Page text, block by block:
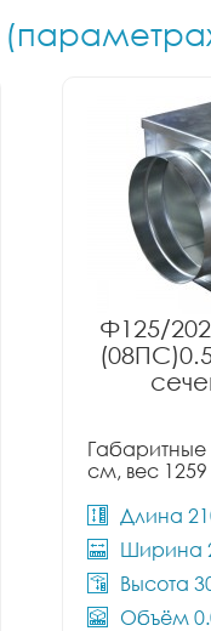
Ф125/
Габаритные
см, вес 1259
Длина
Ширина
Высота
Объём